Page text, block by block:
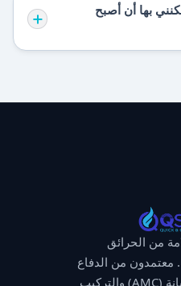
بها أن أصبح
من الحرائق
والمصاعد وخدمات MEP. معتمدون من الدفاع
المدني ونقدّم حلول الصيانة (AMC) والتركيب